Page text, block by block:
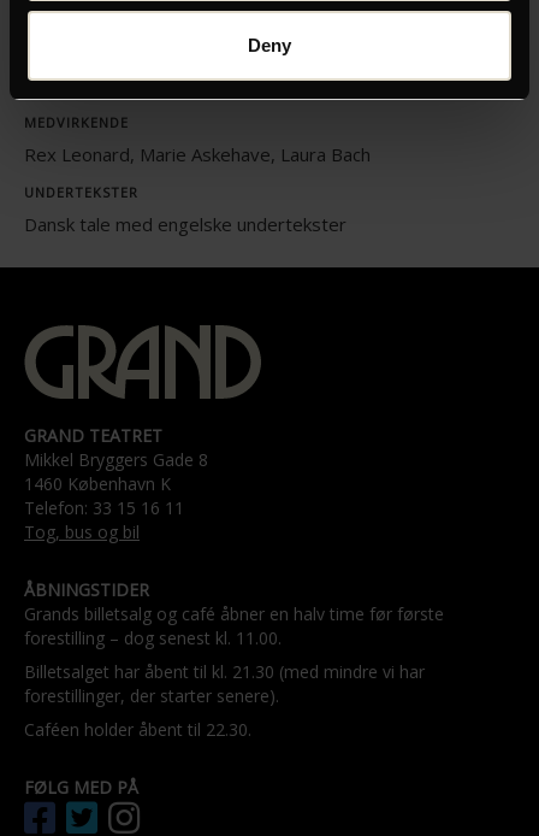
Deny
Ludvig Christian Næsted Poulsen
01:22
MEDVIRKENDE
Rex Leonard, Marie Askehave, Laura Bach
UNDERTEKSTER
Dansk tale med engelske undertekster
GRAND TEATRET
Mikkel Bryggers Gade 8
1460 København K
Telefon: 33 15 16 11
Tog, bus og bil
ÅBNINGSTIDER
Grands billetsalg og café åbner en halv time før første
forestilling – dog senest kl. 11.00.
Billetsalget har åbent til kl. 21.30 (med mindre vi har
forestillinger, der starter senere).
Caféen holder åbent til 22.30.
FØLG MED PÅ